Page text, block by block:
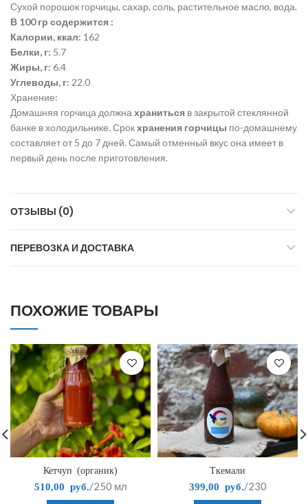
Сухой порошок горчицы, сахар, соль, растительное масло, вода.
В 100 гр содержится :
Калории, ккал: 162
Белки, г: 5.7
Жиры, г: 6.4
Углеводы, г: 22.0
Хранение:
Домашняя горчица должна храниться в закрытой стеклянной
банке в холодильнике. Срокхранения горчицы по-домашнему
составляет от 5 до 7 дней. Самый отменный вкус она имеет в
первый день после приготовления.
ОТЗЫВЫ (0)
ПЕРЕВОЗКА И ДОСТАВКА
ПОХОЖИЕ ТОВАРЫ
Кетчуп (органик)
510,00 руб. /250 мл
Ткемали
399,00 руб. /230